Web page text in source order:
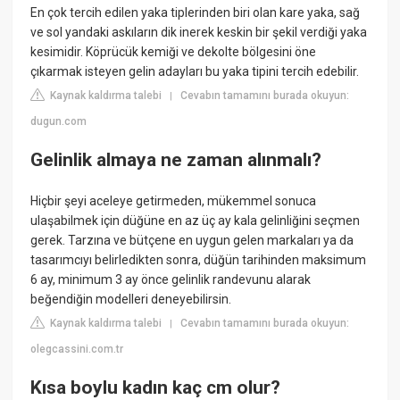
En çok tercih edilen yaka tiplerinden biri olan kare yaka, sağ
ve sol yandaki askıların dik inerek keskin bir şekil verdiği yaka
kesimidir. Köprücük kemiği ve dekolte bölgesini öne
çıkarmak isteyen gelin adayları bu yaka tipini tercih edebilir.
Kaynak kaldırma talebi |Cevabın tamamını burada okuyun:
dugun.com
Gelinlik almaya ne zaman alınmalı?
Hiçbir şeyi aceleye getirmeden, mükemmel sonuca
ulaşabilmek için düğüne en az üç ay kala gelinliğini seçmen
gerek. Tarzına ve bütçene en uygun gelen markaları ya da
tasarımcıyı belirledikten sonra, düğün tarihinden maksimum
6 ay, minimum 3 ay önce gelinlik randevunu alarak
beğendiğin modelleri deneyebilirsin.
Kaynak kaldırma talebi |Cevabın tamamını burada okuyun:
olegcassini.com.tr
Kısa boylu kadın kaç cm olur?